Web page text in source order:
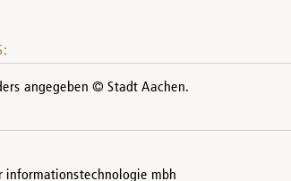
angegeben © Stadt Aachen.
informationstechnologie mbh